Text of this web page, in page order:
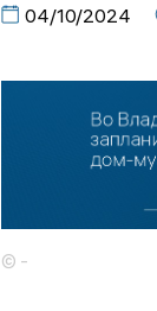
04/10/2024
© -